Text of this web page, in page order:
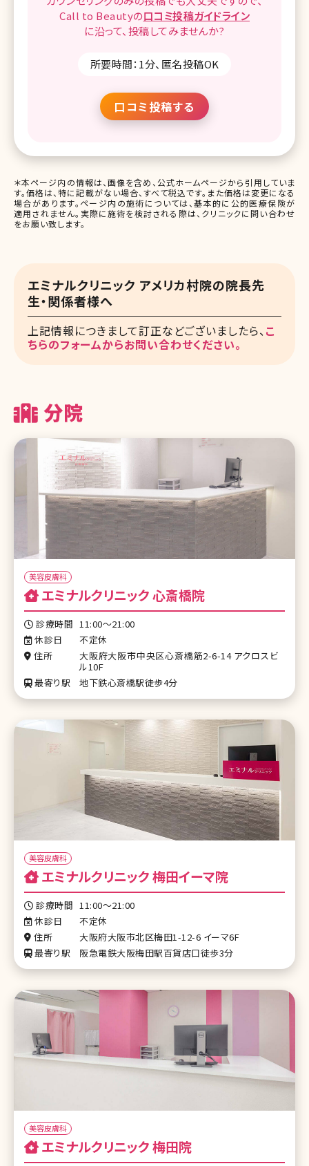
Call to Beautyの口コミ投稿ガイドライン
に沿って、 投稿してみませんか?
所要時間：1分、匿名投稿OK
口コミ投稿する
＊本ページ内の情報は、画像を含め、公式ホームページから引用していま
す。価格は、特に記載がない場合、すべて税込です。また価格は変更になる
場合があります。ページ内の施術については、基本的に公的医療保険が
適用されません。実際に施術を検討される際は、クリニックに問い合わせ
をお願い致します。
エミナルクリニック アメリカ村院の院長先
生・関係者様へ
上記情報につきまして訂正などございましたら、こ
ちらのフォームからお問い合わせください。
分院
美容皮膚科
エミナルクリニック 心斎橋院
診療時間 11:00～21:00
休診日
不定休
住所
大阪府大阪市中央区心斎橋筋2-6-14 アクロスビ
ル10F
最寄り駅
地下鉄心斎橋駅徒歩4分
美容皮膚科
エミナルクリニック 梅田イーマ院
診療時間 11:00～21:00
休診日
不定休
住所
大阪府大阪市北区梅田1-12-6 イーマ6F
最寄り駅
阪急電鉄大阪梅田駅百貨店口徒歩3分
美容皮膚科
エミナルクリニック 梅田院